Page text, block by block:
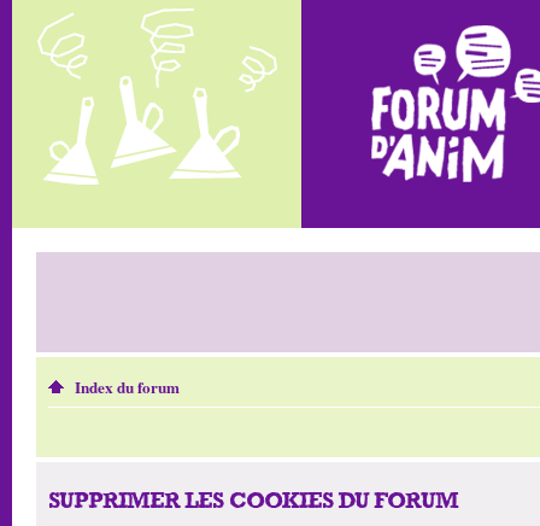
Index du forum
SUPPRIMER LES COOKIES DU FORUM